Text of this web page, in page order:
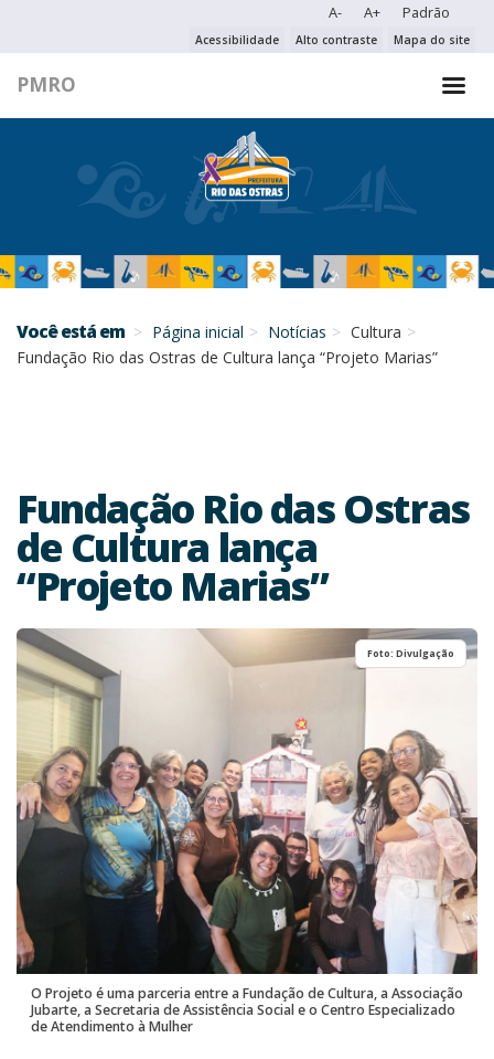
A- A+ Padrão
Acessibilidade Alto contraste Mapa do site
PMRO
PESQUISAR NO PORTAL
PESQUISAR
Você está em Página inicial Notícias
Cultura
Fundação Rio das Ostras de Cultura lança “Projeto Marias”
Fundação Rio das Ostras
de Cultura lança
“Projeto Marias”
Foto: Divulgação
O Projeto é uma parceria entre a Fundação de Cultura, a Associação
Jubarte, a Secretaria de Assistência Social e o Centro Especializado
de Atendimento à Mulher